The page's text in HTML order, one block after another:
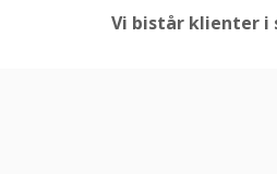
Vi bistår klienter i